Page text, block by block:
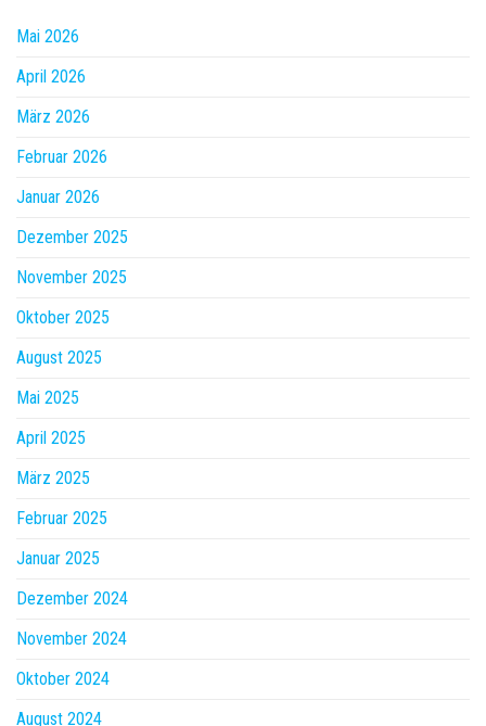
Mai 2026
April 2026
März 2026
Februar 2026
Januar 2026
Dezember 2025
November 2025
Oktober 2025
August 2025
Mai 2025
April 2025
März 2025
Februar 2025
Januar 2025
Dezember 2024
November 2024
Oktober 2024
August 2024